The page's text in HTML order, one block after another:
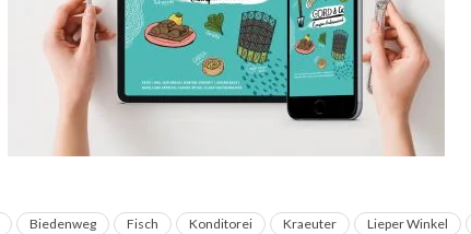
Biedenweg Fisch Konditorei Kraeuter Lieper Winkel